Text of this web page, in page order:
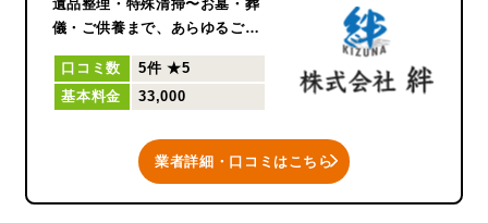
遺品整理・特殊清掃〜お墓・葬
儀・ご供養まで、あらゆるご要
望にお応え致します。
お客様に寄り添った最適なプラ
供致します。
遺品整理士認定協会に所属して
口コミ数 5件 ★5
基本料金
33,000
業者詳細・口コミはこちら